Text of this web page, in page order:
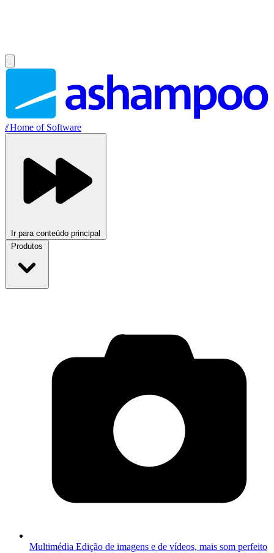
//Home of Software
Ir para conteúdo principal
Produtos
Multimédia Edição de imagens e de vídeos, mais som perfeito